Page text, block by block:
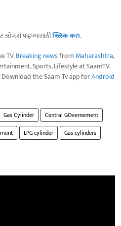
ऑफर्स पाहण्यासाठीक्लिक करा.
TV.Breaking newsfrom Maharashtra,
Sports, Lifestyle at SaamTV.
the Saam Tv app forAndroid
Gas Cylinder
Central GOvernement
LPG cylinder Gas cylinders